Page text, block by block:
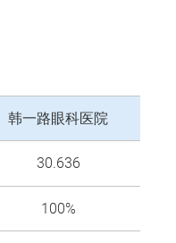
韩一路眼科医院
30.636
100%